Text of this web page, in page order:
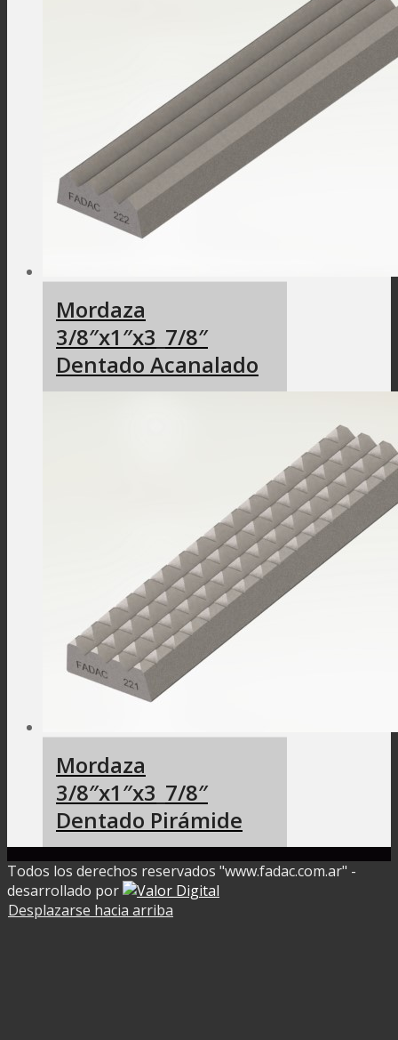
Mordaza
3/8″x1″x3_7/8″
Dentado Acanalado
Mordaza
3/8″x1″x3_7/8″
Dentado Pirámide
Todos los derechos reservados "www.fadac.com.ar" -
desarrollado por
Desplazarse hacia arriba